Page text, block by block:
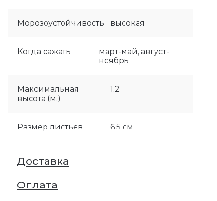
Морозоустойчивость высокая
Когда сажать
март-май, август-
ноябрь
Максимальная
высота (м.)
1.2
Размер листьев 6.5 см
Доставка
Оплата